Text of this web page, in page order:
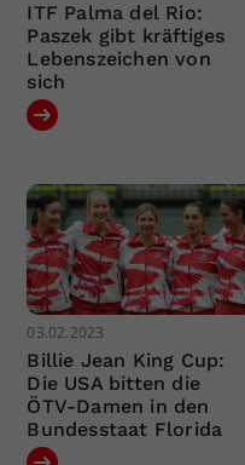
ITF Palma del Rio:
Paszek gibt kräftiges
Lebenszeichen von
sich
03.02.2023
Billie Jean King Cup:
Die USA bitten die
ÖTV-Damen in den
Bundesstaat Florida